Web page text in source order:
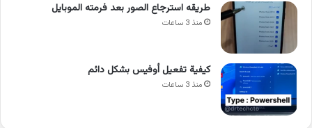
طريقه استرجاع الصور بعد فرمته الموبايل
منذ 3 ساعات
كيفية تفعيل أوفيس بشكل دائم
منذ 3 ساعات